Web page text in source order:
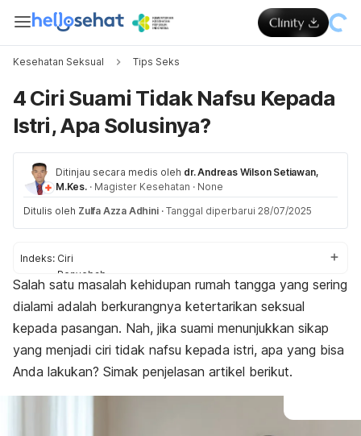
Kesehatan Seksual Tips Seks
4 Ciri Suami Tidak Nafsu Kepada
Istri, Apa Solusinya?
Ditinjau secara medis oleh dr. Andreas Wilson Setiawan,
M.Kes. · Magister Kesehatan · None
Ditulis oleh Zulfa Azza Adhini · Tanggal diperbarui 28/07/2025
Indeks: Ciri
Penyebab
Cara mengatasi
Salah satu masalah kehidupan rumah tangga yang sering
dialami adalah berkurangnya ketertarikan seksual
kepada pasangan. Nah, jika suami menunjukkan sikap
yang menjadi ciri tidak nafsu kepada istri, apa yang bisa
Anda lakukan? Simak penjelasan artikel berikut.